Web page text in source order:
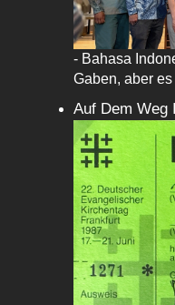
- Bahasa
Gaben, aber
Auf Dem Weg